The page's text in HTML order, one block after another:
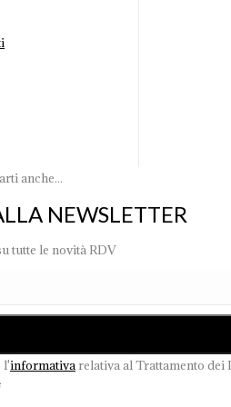
anche...
NEWSLETTER
tutte le novità RDV
l'informativa relativa al Trattamento dei